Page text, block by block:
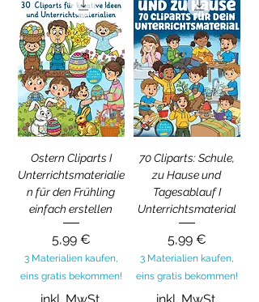
Ostern Cliparts I
Unterrichtsmaterialie
n für den Frühling
einfach erstellen
Preis
5,99 €
3 Materialien kaufen,
eins gratis bekommen!
inkl. MwSt.
70 Cliparts: Schule,
zu Hause und
Tagesablauf I
Unterrichtsmaterial
Preis
5,99 €
3 Materialien kaufen,
eins gratis bekommen!
inkl. MwSt.